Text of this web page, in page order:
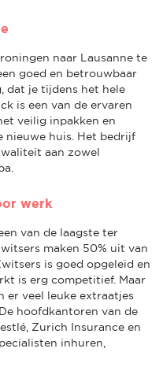
naar Lausanne te
goed en betrouwbaar
dat je tijdens het hele
is een van de ervaren
veilig inpakken en
nieuwe huis. Het bedrijf
aan zowel
werk
van de laagste ter
maken 50% uit van
is goed opgeleid en
is erg competitief. Maar
er veel leuke extraatjes
hoofdkantoren van de
Zurich Insurance en
inhuren,